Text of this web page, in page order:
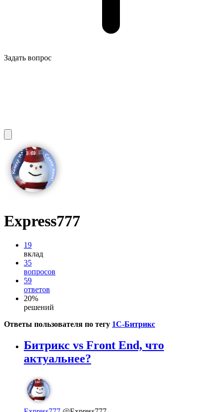
Задать вопрос
Express777
19
вклад
35
вопросов
59
ответов
20%
решений
Ответы пользователя по тегу 1С-Битрикс
Битрикс vs Front End, что
актуальнее?